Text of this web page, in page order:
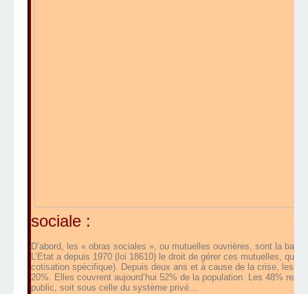
sociale :
D’abord, les « obras sociales », ou mutuelles ouvrières, sont la
L’Etat a depuis 1970 (loi 18610) le droit de gérer ces mutuelles, qui
cotisation spécifique). Depuis deux ans et à cause de la crise, les
20%. Elles couvrent aujourd’hui 52% de la population. Les 48%
public, soit sous celle du système privé…